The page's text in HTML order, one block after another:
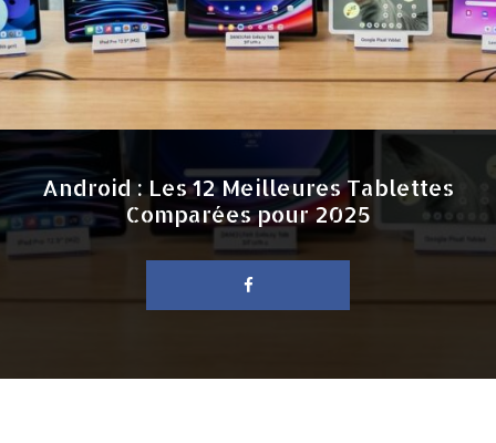
Android : Les 12 Meilleures Tablettes
Comparées pour 2025